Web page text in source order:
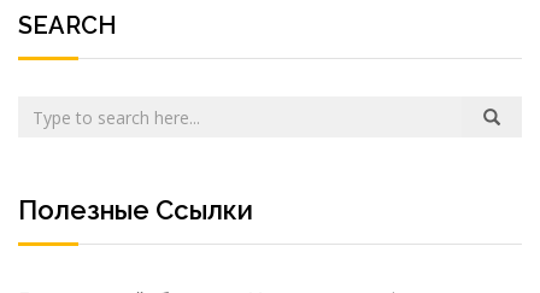
SEARCH
Полезные Ссылки